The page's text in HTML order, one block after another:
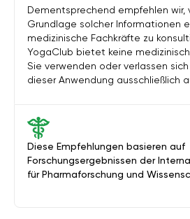
Diese Empfehlungen basieren auf
Forschungsergebnissen der
für Pharmaforschung und
Dementsprechend empfehlen wir,
Grundlage solcher Informationen
medizinische Fachkräfte zu
YogaClub bietet keine
Sie verwenden oder verlassen
dieser Anwendung ausschließlich